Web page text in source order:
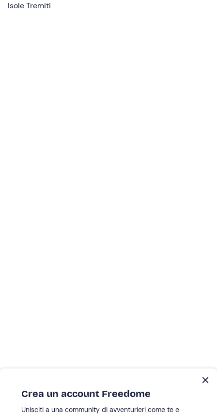
Isole Tremiti
Crea un account Freedome
Unisciti a una community di avventurieri come te e